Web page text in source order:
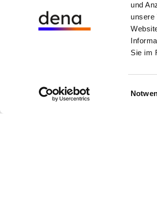
und
unsere
Sie im
„Pkw Energie
Transparenz